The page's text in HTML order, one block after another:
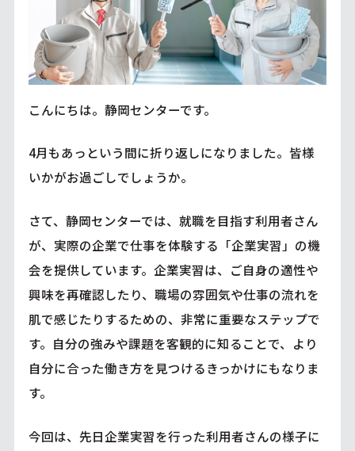
こんにちは。静岡センターです。
4月もあっという間に折り返しになりました。皆様
いかがお過ごしでしょうか。
さて、静岡センターでは、就職を目指す利用者さん
が、実際の企業で仕事を体験する「企業実習」の機
会を提供しています。企業実習は、ご自身の適性や
興味を再確認したり、職場の雰囲気や仕事の流れを
肌で感じたりするための、非常に重要なステップで
す。自分の強みや課題を客観的に知ることで、より
自分に合った働き方を見つけるきっかけにもなりま
す。
今回は、先日企業実習を行った利用者さんの様子に